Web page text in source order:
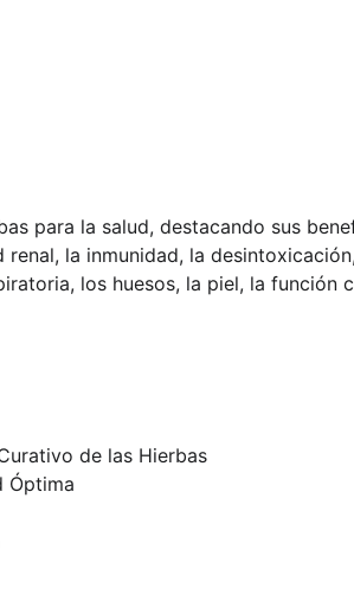
para la salud, destacando sus
renal, la inmunidad, la
los huesos, la piel, la función
de las Hierbas
Óptima